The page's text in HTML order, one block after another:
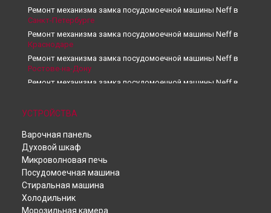
Ремонт механизма замка посудомоечной машины Neff в
Санкт-Петербурге
Ремонт механизма замка посудомоечной машины Neff в
Краснодаре
Ремонт механизма замка посудомоечной машины Neff в
Ростове-на-Дону
Ремонт механизма замка посудомоечной машины Neff в
Ремонт механизма замка посудомоечной машины Neff в
Новосибирске
Ремонт механизма замка посудомоечной машины Neff в
Челябинске
Ремонт механизма замка посудомоечной машины Neff в
Екатеринбурге
Ремонт механизма замка посудомоечной машины Neff в
Казани
Ремонт механизма замка посудомоечной машины Neff в
УСТРОЙСТВА
Варочная панель
Духовой шкаф
Микроволновая печь
Посудомоечная машина
Стиральная машина
Холодильник
Морозильная камера